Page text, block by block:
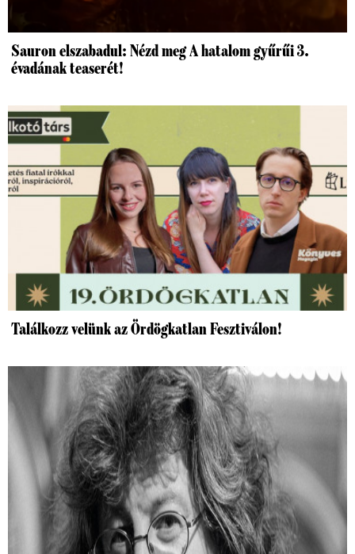
Sauron elszabadul: Nézd meg A hatalom gyűrűi 3.
évadának teaserét!
Találkozz velünk az Ördögkatlan Fesztiválon!